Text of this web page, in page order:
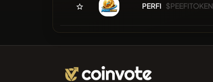
PERFI $PEEFITOKEN